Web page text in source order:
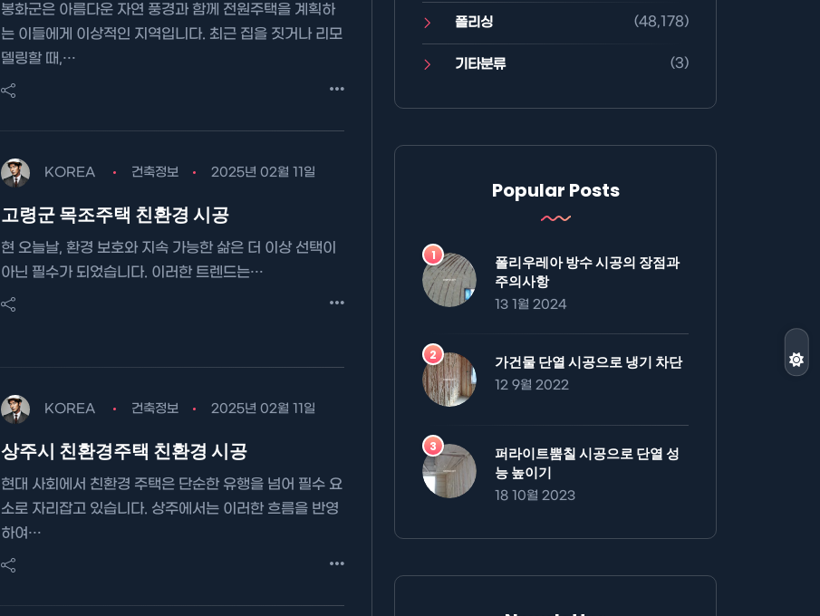
봉화군은 아름다운 자연 풍경과 함께 전원주택을 계획하
는 이들에게 이상적인 지역입니다. 최근 집을 짓거나 리모
델링할 때,…
KOREA 건축정보 2025년 02월 11일
고령군 목조주택 친환경 시공
현 오늘날, 환경 보호와 지속 가능한 삶은 더 이상 선택이
아닌 필수가 되었습니다. 이러한 트렌드는…
KOREA 건축정보 2025년 02월 11일
상주시 친환경주택 친환경 시공
현대 사회에서 친환경 주택은 단순한 유행을 넘어 필수 요
소로 자리잡고 있습니다. 상주에서는 이러한 흐름을 반영
하여…
폴리싱 (48,178)
기타분류 (3)
Popular Posts
폴리우레아 방수 시공의 장점과
주의사항
13 1월 2024
가건물 단열 시공으로 냉기 차단
12 9월 2022
퍼라이트뿜칠 시공으로 단열 성
능 높이기
18 10월 2023